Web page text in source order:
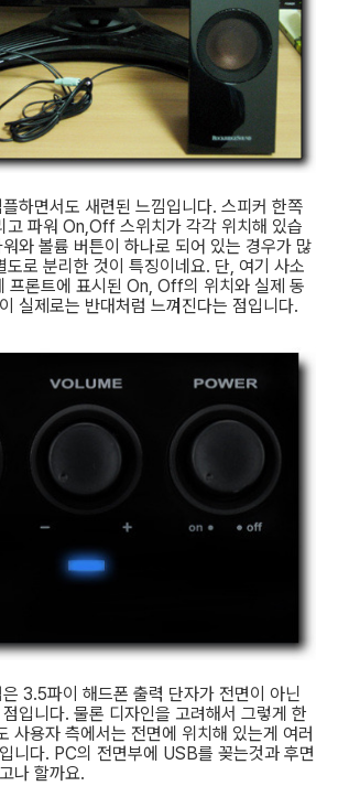
하면서도 새련된 느낌입니다. 스피커 한쪽
고 파워 On,Off 스위치가 각각 위치해 있습
와 볼륨 버튼이 하나로 되어 있는 경우가 많
로 분리한 것이 특징이네요. 단, 여기 사소
프론트에 표시된 On, Off의 위치와 실제 동
실제로는 반대처럼 느껴진다는 점입니다.
3.5파이 해드폰 출력 단자가 전면이 아닌
입니다. 물론 디자인을 고려해서 그렇게 한
사용자 측에서는 전면에 위치해 있는게 여러
니다. PC의 전면부에 USB를 꽂는것과 후면
나 할까요.